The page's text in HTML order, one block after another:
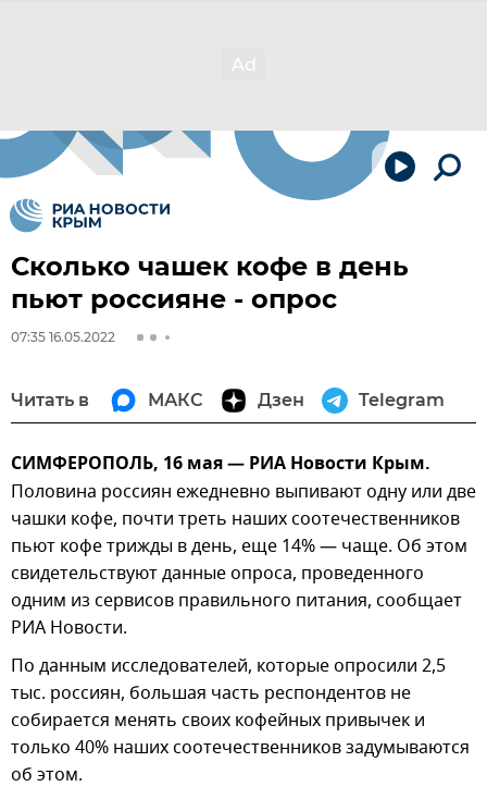
Сколько чашек кофе в день
пьют россияне - опрос
07:35 16.05.2022
Читать в МАКС Дзен Telegram
СИМФЕРОПОЛЬ, 16 мая — РИА Новости Крым.
Половина россиян ежедневно выпивают одну или две
чашки кофе, почти треть наших соотечественников
пьют кофе трижды в день, еще 14% — чаще. Об этом
свидетельствуют данные опроса, проведенного
одним из сервисов правильного питания, сообщает
РИА Новости.
По данным исследователей, которые опросили 2,5
тыс. россиян, большая часть респондентов не
собирается менять своих кофейных привычек и
только 40% наших соотечественников задумываются
об этом.